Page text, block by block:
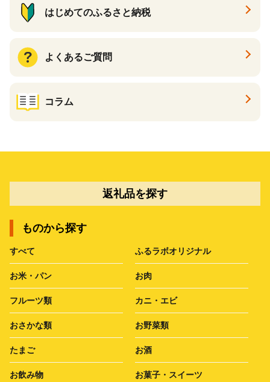
はじめてのふるさと納税
よくあるご質問
コラム
返礼品を探す
ものから探す
すべて ふるラボオリジナル
お米・パン お肉
フルーツ類 カニ・エビ
おさかな類 お野菜類
たまご お酒
お飲み物 お菓子・スイーツ